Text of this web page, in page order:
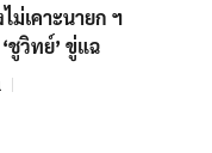
ไม่เคาะนายก ฯ
ชูวิทย์’ ขู่แฉ